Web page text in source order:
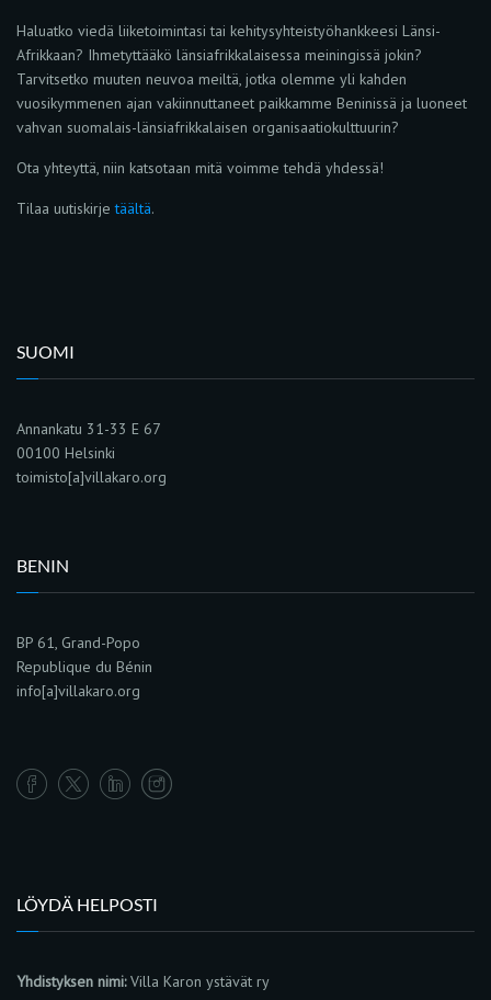
Haluatko viedä liiketoimintasi tai kehitysyhteistyöhankkeesi Länsi-
Afrikkaan? Ihmetyttääkö länsiafrikkalaisessa meiningissä jokin?
Tarvitsetko muuten neuvoa meiltä, jotka olemme yli kahden
vuosikymmenen ajan vakiinnuttaneet paikkamme Beninissä ja luoneet
vahvan suomalais-länsiafrikkalaisen organisaatiokulttuurin?
Ota yhteyttä, niin katsotaan mitä voimme tehdä yhdessä!
Tilaa uutiskirjetäältä.
SUOMI
Annankatu 31-33 E 67
00100 Helsinki
toimisto[a]villakaro.org
BENIN
BP 61, Grand-Popo
Republique du Bénin
info[a]villakaro.org
LÖYDÄ HELPOSTI
Yhdistyksen nimi:Villa Karon ystävät ry